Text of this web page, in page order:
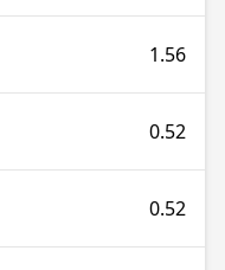
1.56
0.52
0.52